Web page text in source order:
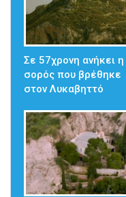
Σε 57χρονη ανήκει η
σορός που βρέθηκε
στον Λυκαβηττό